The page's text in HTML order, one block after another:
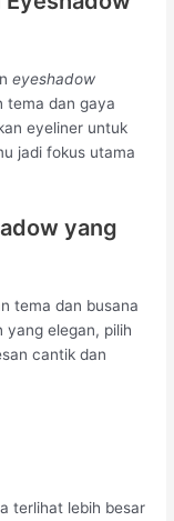
eyeshadow
tema dan gaya
eyeliner untuk
jadi fokus utama
yang
tema dan busana
yang elegan, pilih
cantik dan
terlihat lebih besar